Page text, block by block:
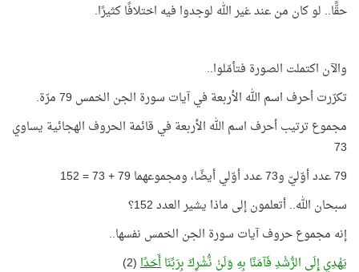
حقًّا.. لو كان من عند غير الله لوجدوا فيه اختلافًا كثيرًا.
والآن اكتملت الصورة فتأمّلوا..
تكرّرت أحرف اسم الله الأربعة في آيات سورة الجن الخمس 79 مرّة.
مجموع ترتيب أحرف اسم الله الأربعة في قائمة الحروف الهجائية يساوي
73
79 عدد أوّليّ و73 عدد أوّلي أيضًا، ومجموعهما 79 + 73 = 152
سبحان الله.. أتعلمون إلى ماذا يشير العدد 152؟
إنه مجموع حروف آيات سورة الجن الخمس نفسها..
يَهْدِي إِلَى الرُّشْدِ فَآمَنَّا بِهِ وَلَنْ نُّشْرِكَ بِرَبِّنَاأَحَدًا(2)